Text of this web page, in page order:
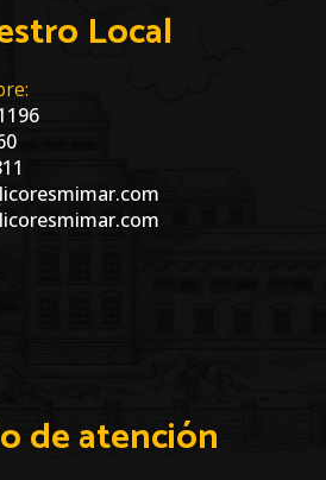
Local
de atención